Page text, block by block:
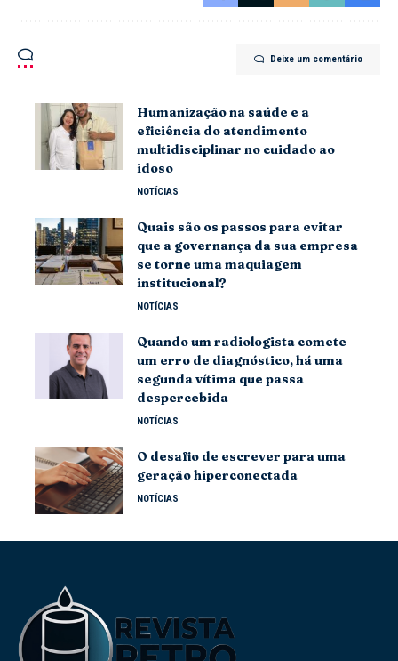
Deixe um comentário
Humanização na saúde e a
eficiência do atendimento
multidisciplinar no cuidado ao
idoso
NOTÍCIAS
Quais são os passos para evitar
que a governança da sua empresa
se torne uma maquiagem
institucional?
NOTÍCIAS
Quando um radiologista comete
um erro de diagnóstico, há uma
segunda vítima que passa
despercebida
NOTÍCIAS
O desafio de escrever para uma
geração hiperconectada
NOTÍCIAS